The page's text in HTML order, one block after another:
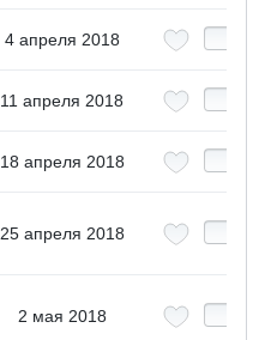
4 апреля 2018
11 апреля 2018
18 апреля 2018
25 апреля 2018
2 мая 2018